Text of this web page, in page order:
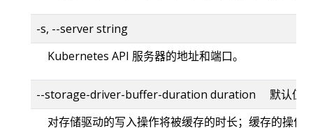
-s, --server string
Kubernetes API 服务器的地址和端口。
--storage-driver-buffer-duration duration 默认值
对存储驱动的写入操作将被缓存的时长；缓存的操作